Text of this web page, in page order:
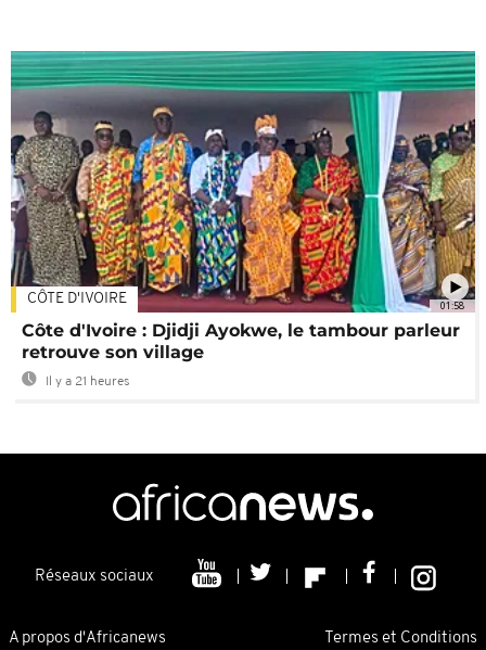
01:58
CÔTE D'IVOIRE
Côte d'Ivoire : Djidji Ayokwe, le tambour parleur
retrouve son village
Il y a 21 heures
Réseaux sociaux
A propos d'Africanews Termes et Conditions